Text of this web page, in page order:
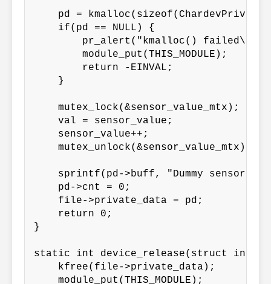
pd =
    if(pd == NULL) {
        pr_alert("kmalloc() failed\n");
        module_put(THIS_MODULE);
        return -EINVAL;
    }
    mutex_lock(&sensor_value_mtx);
    val = sensor_value;
    sensor_value++;
    mutex_unlock(&sensor_value_mtx);
sprintf(pd->buff, "Dummy sensor
    pd->cnt = 0;
    file->private_data = pd;
    return 0;
}
static int device_release(struct
    kfree(file->private_data);
    module_put(THIS_MODULE);